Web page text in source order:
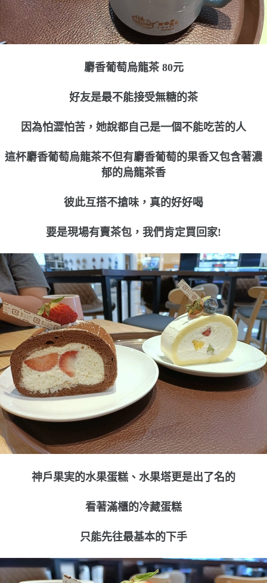
麝香葡萄烏龍茶 80元
好友是最不能接受無糖的茶
因為怕澀怕苦，她說都自己是一個不能吃苦的人
這杯麝香葡萄烏龍茶不但有麝香葡萄的果香又包含著濃
郁的烏龍茶香
彼此互搭不搶味，真的好好喝
要是現場有賣茶包，我們肯定買回家!
神戶果実的水果蛋糕、水果塔更是出了名的
看著滿櫃的冷藏蛋糕
只能先往最基本的下手